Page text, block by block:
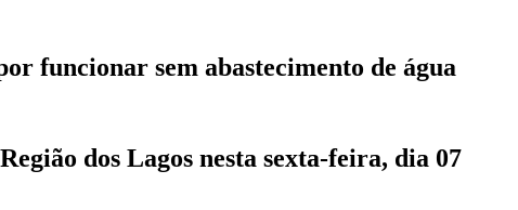
funcionar sem abastecimento de água
dos Lagos nesta sexta-feira, dia 07